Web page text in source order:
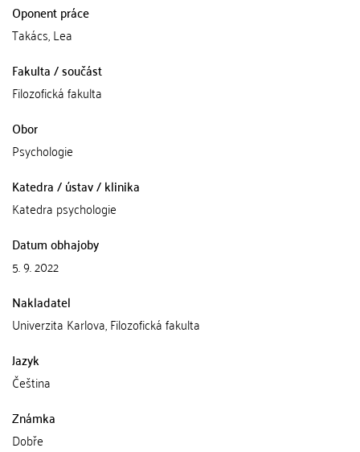
Oponent práce
Takács, Lea
Fakulta / součást
Filozofická fakulta
Obor
Psychologie
Katedra / ústav / klinika
Katedra psychologie
Datum obhajoby
5. 9. 2022
Nakladatel
Univerzita Karlova, Filozofická fakulta
Jazyk
Čeština
Známka
Dobře